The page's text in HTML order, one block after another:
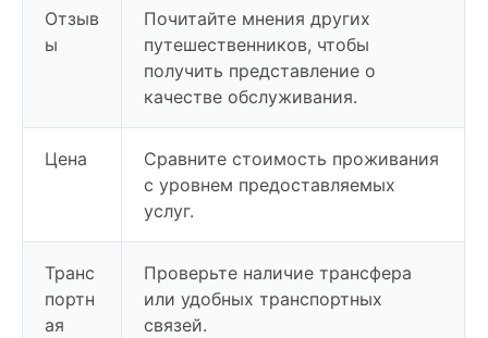
Отзыв
ы
Почитайте мнения других
путешественников, чтобы
получить представление о
качестве обслуживания.
Цена
Сравните стоимость проживания
с уровнем предоставляемых
услуг.
Транс
портн
ая
Проверьте наличие трансфера
или удобных транспортных
связей.